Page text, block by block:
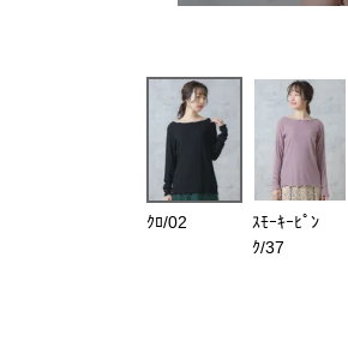
ｸﾛ/02
ｽﾓｰｷｰﾋﾟﾝ
ｸ/37